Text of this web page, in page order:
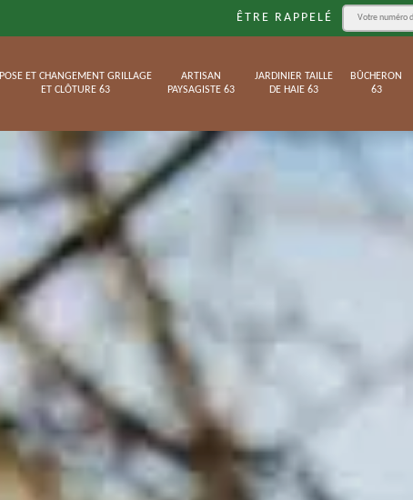
ÊTRE RAPPELÉ
POSE ET CHANGEMENT GRILLAGE
ET CLÔTURE 63
ARTISAN
PAYSAGISTE 63
JARDINIER TAILLE
DE HAIE 63
BÛCHERON
63